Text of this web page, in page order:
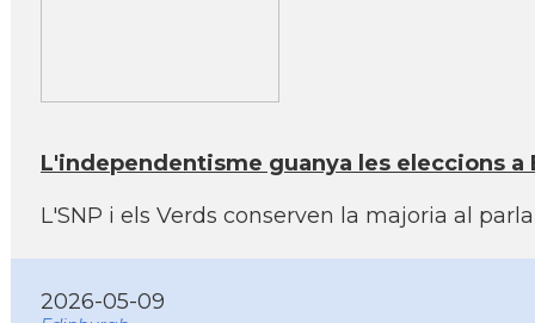
L'independentisme guanya les eleccions a
L'SNP i els Verds conserven la majoria al
2026-05-09